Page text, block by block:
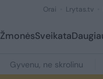
Orai Lrytas.tv
ŽmonėsSveikata
Gyvenu, ne skrolinu